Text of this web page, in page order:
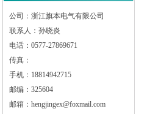
公司：浙江旗本电气有限公司
联系人：孙晓炎
电话：0577-27869671
传真：
手机：18814942715
邮编：325604
邮箱：hengjingex@foxmail.com